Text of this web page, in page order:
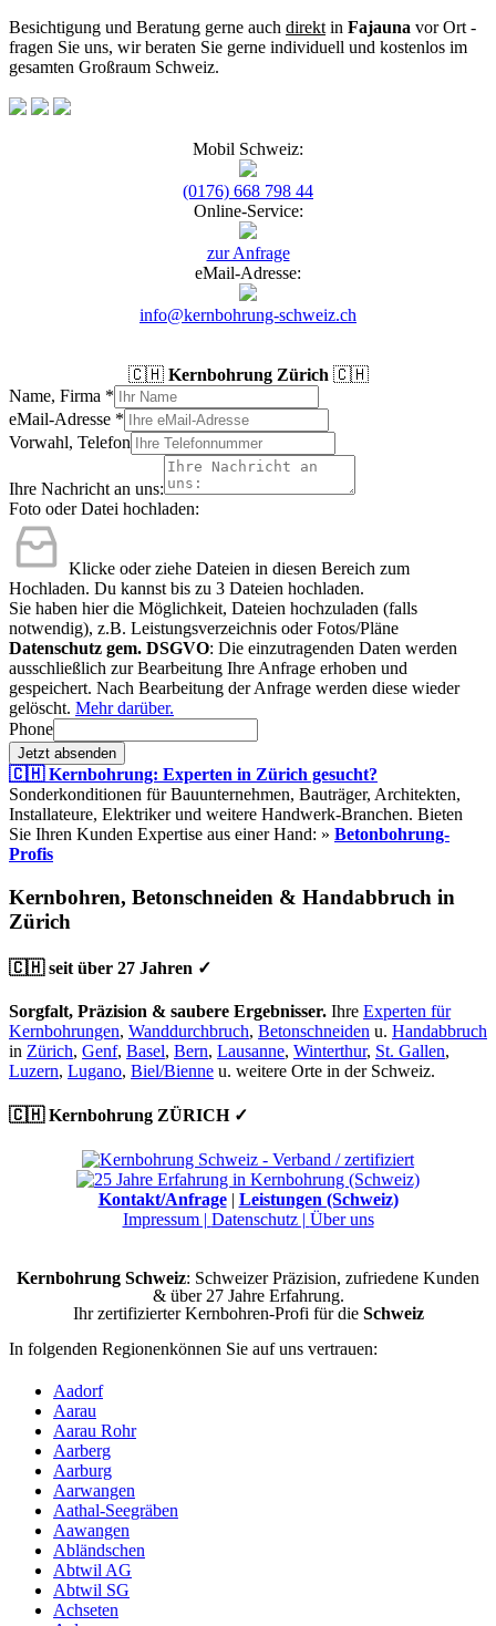
Besichtigung und Beratung gerne auch direkt in Fajauna vor Ort -
fragen Sie uns, wir beraten Sie gerne individuell und kostenlos im
gesamten Großraum Schweiz.
Mobil Schweiz:
(0176) 668 798 44
Online-Service:
zur Anfrage
eMail-Adresse:
info@kernbohrung-schweiz.ch
🇨🇭 Kernbohrung Zürich 🇨🇭
Name, Firma *
eMail-Adresse *
Vorwahl, Telefon
Ihre Nachricht an uns:
Foto oder Datei hochladen:
Klicke oder ziehe Dateien in diesen Bereich zum
Hochladen. Du kannst bis zu 3 Dateien hochladen.
Sie haben hier die Möglichkeit, Dateien hochzuladen (falls
notwendig), z.B. Leistungsverzeichnis oder Fotos/Pläne
Datenschutz gem. DSGVO: Die einzutragenden Daten werden
ausschließlich zur Bearbeitung Ihre Anfrage erhoben und
gespeichert. Nach Bearbeitung der Anfrage werden diese wieder
gelöscht. Mehr darüber.
Phone
Jetzt absenden
🇨🇭 Kernbohrung: Experten in Zürich gesucht?
Sonderkonditionen für Bauunternehmen, Bauträger, Architekten,
Installateure, Elektriker und weitere Handwerk-Branchen. Bieten
Sie Ihren Kunden Expertise aus einer Hand: » Betonbohrung-
Profis
Kernbohren, Betonschneiden & Handabbruch in
Zürich
🇨🇭 seit über 27 Jahren ✓
Sorgfalt, Präzision & saubere Ergebnisser. Ihre Experten für
Kernbohrungen, Wanddurchbruch, Betonschneiden u. Handabbruch
in Zürich, Genf, Basel, Bern, Lausanne, Winterthur, St. Gallen,
Luzern, Lugano, Biel/Bienne u. weitere Orte in der Schweiz.
🇨🇭 Kernbohrung ZÜRICH ✓
Kontakt/Anfrage| Leistungen (Schweiz)
Impressum | Datenschutz | Über uns
Kernbohrung Schweiz: Schweizer Präzision, zufriedene Kunden
& über 27 Jahre Erfahrung.
Ihr zertifizierter Kernbohren-Profi für die Schweiz
In folgenden Regionenkönnen Sie auf uns vertrauen:
Aadorf
Aarau
Aarau Rohr
Aarberg
Aarburg
Aarwangen
Aathal-Seegräben
Aawangen
Abländschen
Abtwil AG
Abtwil SG
Achseten